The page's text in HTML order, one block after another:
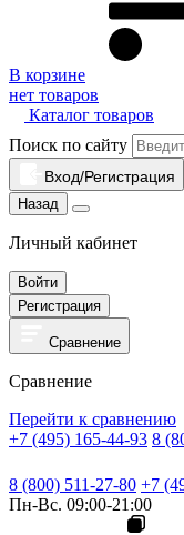
В корзине
нет товаров
Каталог товаров
Поиск по сайту
Вход/Регистрация
Назад
Личный кабинет
Войти
Регистрация
Сравнение
Сравнение
Перейти к сравнению
+7 (495) 165-44-93 8
8 (800) 511-27-80 +7
Пн-Вс. 09:00-21:00